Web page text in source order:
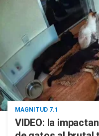
MAGNITUD 7.1
VIDEO: la